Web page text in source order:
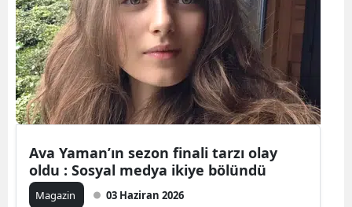
Ava Yaman’ın sezon finali tarzı olay
oldu : Sosyal medya ikiye bölündü
Magazin 03 Haziran 2026